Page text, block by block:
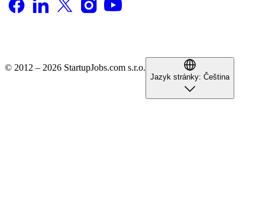
© 2012 – 2026 StartupJobs.com s.r.o.
Jazyk stránky: Čeština